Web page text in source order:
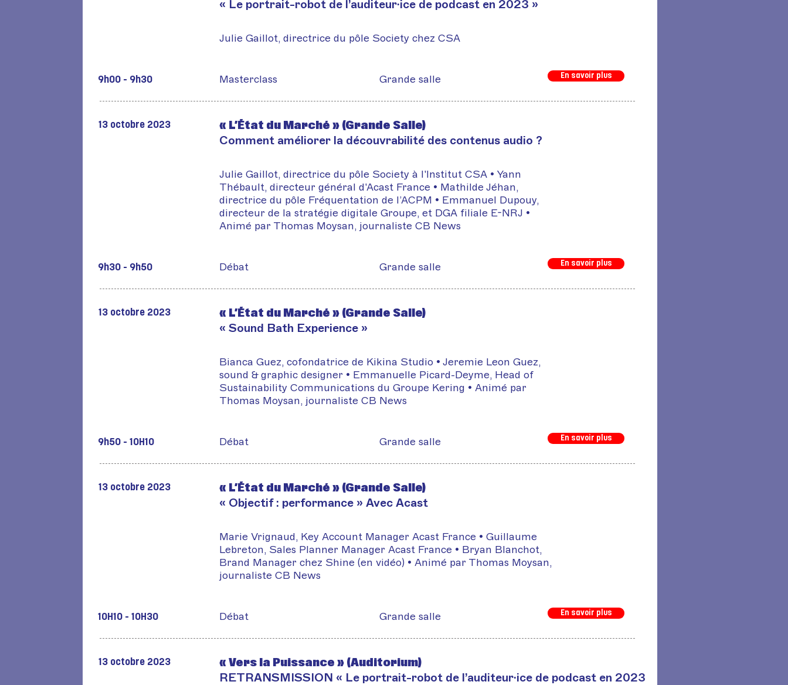
« Le portrait-robot de l’auditeur·ice de podcast en 2023 »
Julie Gaillot, directrice du pôle Society chez CSA
9h00 - 9h30 Masterclass Grande salle En savoir plus
13 octobre 2023 « L’État du Marché » (Grande Salle)
Comment améliorer la découvrabilité des contenus audio ?
Julie Gaillot, directrice du pôle Society à l'Institut CSA • Yann
Thébault, directeur général d'Acast France • Mathilde Jéhan,
directrice du pôle Fréquentation de l’ACPM • Emmanuel Dupouy,
directeur de la stratégie digitale Groupe, et DGA filiale E-NRJ •
Animé par Thomas Moysan, journaliste CB News
9h30 - 9h50 Débat Grande salle En savoir plus
13 octobre 2023 « L’État du Marché » (Grande Salle)
« Sound Bath Experience »
Bianca Guez, cofondatrice de Kikina Studio • Jeremie Leon Guez,
sound & graphic designer • Emmanuelle Picard-Deyme, Head of
Sustainability Communications du Groupe Kering • Animé par
Thomas Moysan, journaliste CB News
9h50 - 10H10 Débat Grande salle En savoir plus
13 octobre 2023 « L’État du Marché » (Grande Salle)
« Objectif : performance » Avec Acast
Marie Vrignaud, Key Account Manager Acast France • Guillaume
Lebreton, Sales Planner Manager Acast France • Bryan Blanchot,
Brand Manager chez Shine (en vidéo) • Animé par Thomas Moysan,
journaliste CB News
10H10 - 10H30 Débat Grande salle En savoir plus
13 octobre 2023 « Vers la Puissance » (Auditorium)
RETRANSMISSION « Le portrait-robot de l’auditeur·ice de podcast en 2023